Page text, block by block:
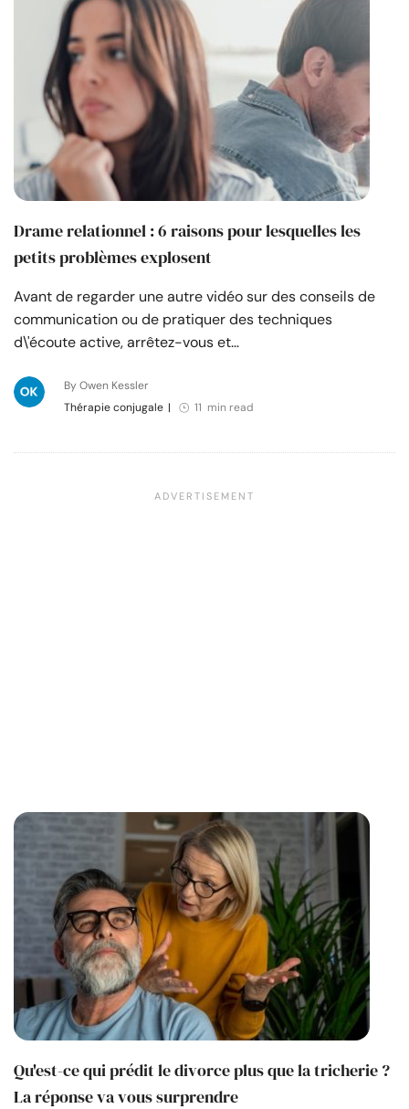
Drame relationnel : 6 raisons pour lesquelles les
petits problèmes explosent
Avant de regarder une autre vidéo sur des conseils de
communication ou de pratiquer des techniques
d\'écoute active, arrêtez-vous et…
By Owen Kessler
Thérapie conjugale | 11 min read
Qu'est-ce qui prédit le divorce plus que la tricherie ?
La réponse va vous surprendre